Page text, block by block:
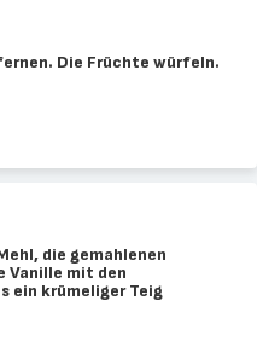
Die Früchte würfeln.
die gemahlenen
Vanille mit den
ein krümeliger Teig